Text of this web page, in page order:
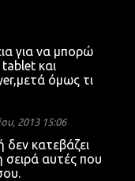
για να μπορώ
και
όμως τι
2013 15:06
κατεβάζει
σειρά αυτές που